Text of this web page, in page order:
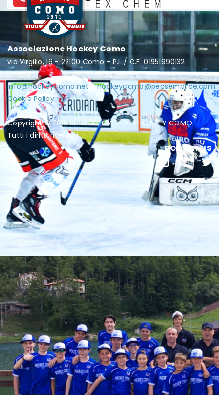
Associazione Hockey Como
via Virgilio, 16 - 22100 Como - P.I. / C.F. 01951990132
E-mail:
info@hockeycomo.net -hockeycomo@pecsemplice.com
Cookie Policy
Copyright © 2016 SITO UFFICIALE DELL'HOCKEY COMO.
Tutti i diritti riservati.
FOLLOW US